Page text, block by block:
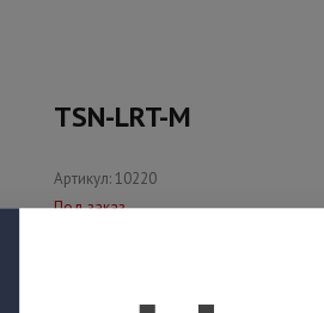
TSN-LRT-M
Артикул: 10220
Под заказ